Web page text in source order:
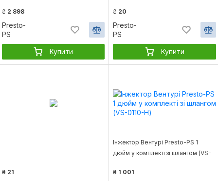
₴ 2 898
Presto-
PS
Купити
₴ 20
Presto-
PS
Купити
₴ 21
Інжектор Вентурі Presto-PS 1
дюйм у комплекті зі шлангом (VS-
₴ 1 001